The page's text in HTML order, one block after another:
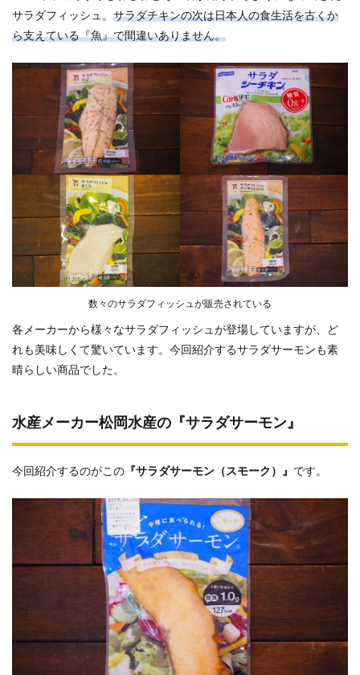
サラダフィッシュ。 サラダチキンの次は日本人の食生活を古くか
ら支えている『魚』で間違いありません。
数々のサラダフィッシュが販売されている
各メーカーから様々なサラダフィッシュが登場していますが、ど
れも美味しくて驚いています。今回紹介するサラダサーモンも素
晴らしい商品でした。
水産メーカー松岡水産の『サラダサーモン』
今回紹介するのがこの 『サラダサーモン（スモーク）』 です。